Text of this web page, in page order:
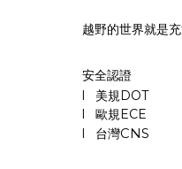
越野的世界就是
安全認證
l 美規DOT
l 歐規ECE
l 台灣CNS